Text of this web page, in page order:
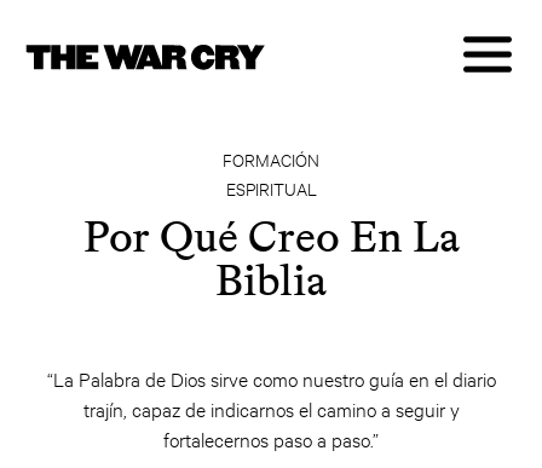
FORMACIÓN
ESPIRITUAL
Por Qué Creo En La
Biblia
“La Palabra de Dios sirve como nuestro guía en el diario
trajín, capaz de indicarnos el camino a seguir y
fortalecernos paso a paso.”